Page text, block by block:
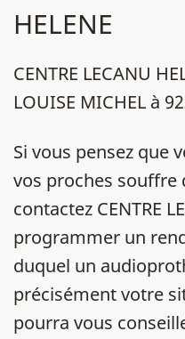
HELENE
CENTRE LECANU
LOUISE MICHEL à
Si vous pensez que
vos proches souffre
contactez CENTRE
programmer un
duquel un
précisément votre
pourra vous